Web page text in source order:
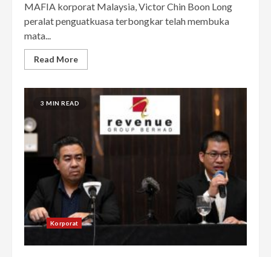
MAFIA korporat Malaysia, Victor Chin Boon Long
peralat penguatkuasa terbongkar telah membuka
mata...
Read More
3 MIN READ
Korporat